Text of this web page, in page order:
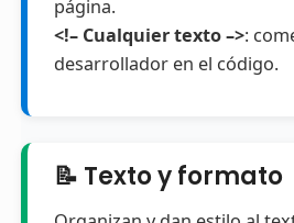
página.
<!– Cualquier texto –>:
desarrollador en el código.
📝 Texto y formato